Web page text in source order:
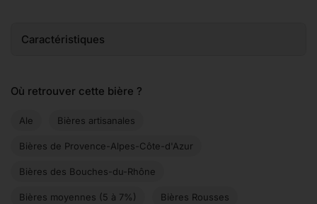
Caractéristiques
Où retrouver cette bière ?
Ale Bières artisanales
Bières de Provence-Alpes-Côte-d'Azur
Bières des Bouches-du-Rhône
Bières moyennes (5 à 7%) Bières Rousses